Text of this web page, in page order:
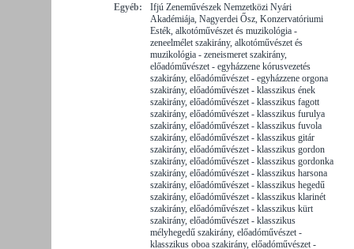
Egyéb:
Ifjú Zeneművészek Nemzetközi Nyári
Akadémiája, Nagyerdei Ősz, Konzervatóriumi
Esték, alkotóművészet és muzikológia -
zeneelmélet szakirány, alkotóművészet és
muzikológia - zeneismeret szakirány,
előadóművészet - egyházzene kórusvezetés
szakirány, előadóművészet - egyházzene orgona
szakirány, előadóművészet - klasszikus ének
szakirány, előadóművészet - klasszikus fagott
szakirány, előadóművészet - klasszikus furulya
szakirány, előadóművészet - klasszikus fuvola
szakirány, előadóművészet - klasszikus gitár
szakirány, előadóművészet - klasszikus gordon
szakirány, előadóművészet - klasszikus gordonka
szakirány, előadóművészet - klasszikus harsona
szakirány, előadóművészet - klasszikus hegedű
szakirány, előadóművészet - klasszikus klarinét
szakirány, előadóművészet - klasszikus kürt
szakirány, előadóművészet - klasszikus
mélyhegedű szakirány, előadóművészet -
klasszikus oboa szakirány, előadóművészet -